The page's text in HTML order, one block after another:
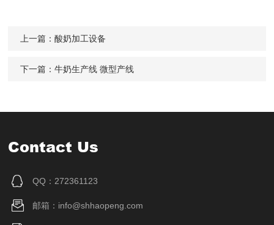
上一篇：酸奶加工设备
下一篇：牛奶生产线 微型产线
Contact Us
QQ：272361123
邮箱：info@shhaopeng.com